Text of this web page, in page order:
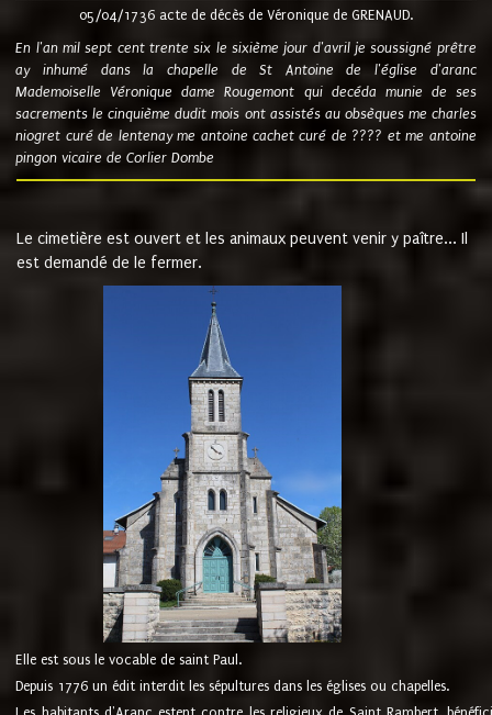
05/04/1736 acte de décès de Véronique de GRENAUD.
En l'an mil sept cent trente six le sixième jour d'avril je soussigné prêtre
ay inhumé dans la chapelle de St Antoine de l'église d'aranc
Mademoiselle Véronique dame Rougemont qui decéda munie de ses
sacrements le cinquième dudit mois ont assistés au obsèques me charles
niogret curé de lentenay me antoine cachet curé de ???? et me antoine
pingon vicaire de Corlier Dombe
Le cimetière est ouvert et les animaux peuvent venir y paître... Il
est demandé de le fermer.
Elle est sous le vocable de saint Paul.
Depuis 1776 un édit interdit les sépultures dans les églises ou chapelles.